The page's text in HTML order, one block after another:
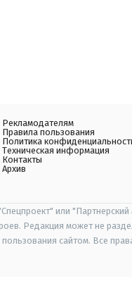
Рекламодателям
Правила пользования
Политика
Техническая информация
Контакты
Архив
или
Редакция может не
пользования сайтом. Все